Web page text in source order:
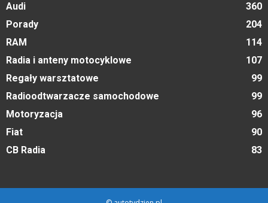
Audi
360
Porady
204
RAM
114
Radia i anteny motocyklowe
107
Regały warsztatowe
99
Radioodtwarzacze samochodowe
99
Motoryzacja
96
Fiat
90
CB Radia
83